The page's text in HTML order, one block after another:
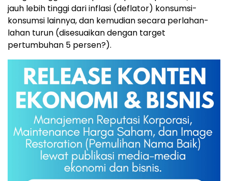
jauh lebih tinggi dari inflasi (deflator) konsumsi-
konsumsi lainnya, dan kemudian secara perlahan-
lahan turun (disesuaikan dengan target
pertumbuhan 5 persen?).